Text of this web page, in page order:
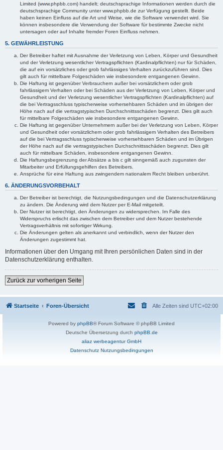
Limited (www.phpbb.com) handelt; deutschsprachige Informationen werden durch die
deutschsprachige Community unter www.phpbb.de zur Verfügung gestellt. Beide
haben keinen Einfluss auf die Art und Weise, wie die Software verwendet wird. Sie
können insbesondere die Verwendung der Software für bestimmte Zwecke nicht
untersagen oder auf Inhalte fremder Foren Einfluss nehmen.
5. GEWÄHRLEISTUNG
Der Betreiber haftet mit Ausnahme der Verletzung von Leben, Körper und Gesundheit
und der Verletzung wesentlicher Vertragspflichten (Kardinalpflichten) nur für Schäden,
die auf ein vorsätzliches oder grob fahrlässiges Verhalten zurückzuführen sind. Dies
gilt auch für mittelbare Folgeschäden wie insbesondere entgangenen Gewinn.
Die Haftung ist gegenüber Verbrauchern außer bei vorsätzlichem oder grob
fahrlässigem Verhalten oder bei Schäden aus der Verletzung von Leben, Körper und
Gesundheit und der Verletzung wesentlicher Vertragspflichten (Kardinalpflichten) auf
die bei Vertragsschluss typischerweise vorhersehbaren Schäden und im übrigen der
Höhe nach auf die vertragstypischen Durchschnittsschäden begrenzt. Dies gilt auch
für mittelbare Folgeschäden wie insbesondere entgangenen Gewinn.
Die Haftung ist gegenüber Unternehmern außer bei der Verletzung von Leben, Körper
und Gesundheit oder vorsätzlichem oder grob fahrlässigem Verhalten des Betreibers
auf die bei Vertragsschluss typischerweise vorhersehbaren Schäden und im Übrigen
der Höhe nach auf die vertragstypischen Durchschnittsschäden begrenzt. Dies gilt
auch für mittelbare Schäden, insbesondere entgangenen Gewinn.
Die Haftungsbegrenzung der Absätze a bis c gilt sinngemäß auch zugunsten der
Mitarbeiter und Erfüllungsgehilfen des Betreibers.
Ansprüche für eine Haftung aus zwingendem nationalem Recht bleiben unberührt.
6. ÄNDERUNGSVORBEHALT
Der Betreiber ist berechtigt, die Nutzungsbedingungen und die Datenschutzerklärung
zu ändern. Die Änderung wird dem Nutzer per E-Mail mitgeteilt.
Der Nutzer ist berechtigt, den Änderungen zu widersprechen. Im Falle des
Widerspruchs erlischt das zwischen dem Betreiber und dem Nutzer bestehende
Vertragsverhältnis mit sofortiger Wirkung.
Die Änderungen gelten als anerkannt und verbindlich, wenn der Nutzer den
Änderungen zugestimmt hat.
Informationen über den Umgang mit Ihren persönlichen Daten sind in der
Datenschutzerklärung enthalten.
Zurück zur vorherigen Seite
Startseite Foren-Übersicht Alle Zeiten sind UTC+02:00
Powered by phpBB® Forum Software © phpBB Limited
Deutsche Übersetzung durch phpBB.de
aliaz werbeagentur GmbH
Datenschutz Nutzungsbedingungen